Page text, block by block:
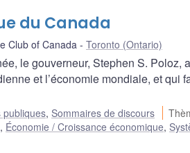
du Canada
Club of Canada Toronto (Ontario)
le gouverneur, Stephen S. Poloz,
et l’économie mondiale, et qui
publiques, Sommaires de discours
, Économie / Croissance économique,